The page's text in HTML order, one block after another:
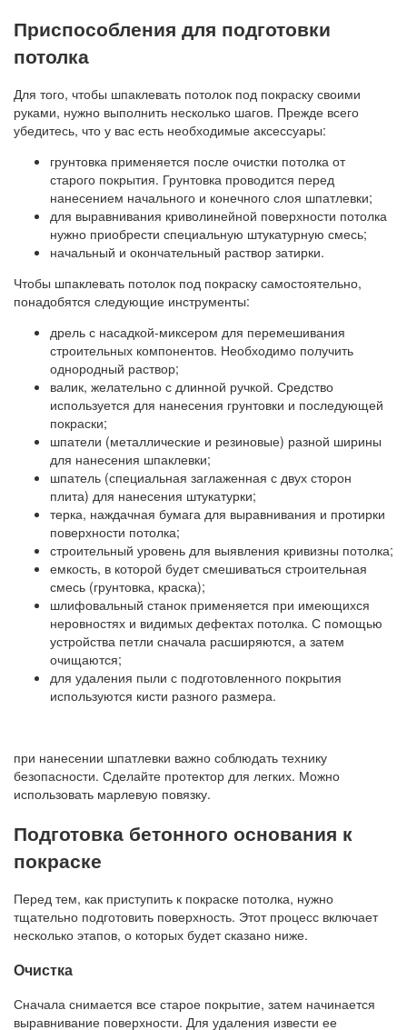
Приспособления для подготовки
потолка
Для того, чтобы шпаклевать потолок под покраску своими
руками, нужно выполнить несколько шагов. Прежде всего
убедитесь, что у вас есть необходимые аксессуары:
грунтовка применяется после очистки потолка от
старого покрытия. Грунтовка проводится перед
нанесением начального и конечного слоя шпатлевки;
для выравнивания криволинейной поверхности потолка
нужно приобрести специальную штукатурную смесь;
начальный и окончательный раствор затирки.
Чтобы шпаклевать потолок под покраску самостоятельно,
понадобятся следующие инструменты:
дрель с насадкой-миксером для перемешивания
строительных компонентов. Необходимо получить
однородный раствор;
валик, желательно с длинной ручкой. Средство
используется для нанесения грунтовки и последующей
покраски;
шпатели (металлические и резиновые) разной ширины
для нанесения шпаклевки;
шпатель (специальная заглаженная с двух сторон
плита) для нанесения штукатурки;
терка, наждачная бумага для выравнивания и протирки
поверхности потолка;
строительный уровень для выявления кривизны потолка;
емкость, в которой будет смешиваться строительная
смесь (грунтовка, краска);
шлифовальный станок применяется при имеющихся
неровностях и видимых дефектах потолка. С помощью
устройства петли сначала расширяются, а затем
очищаются;
для удаления пыли с подготовленного покрытия
используются кисти разного размера.
при нанесении шпатлевки важно соблюдать технику
безопасности. Сделайте протектор для легких. Можно
использовать марлевую повязку.
Подготовка бетонного основания к
покраске
Перед тем, как приступить к покраске потолка, нужно
тщательно подготовить поверхность. Этот процесс включает
несколько этапов, о которых будет сказано ниже.
Очистка
Сначала снимается все старое покрытие, затем начинается
выравнивание поверхности. Для удаления извести ее